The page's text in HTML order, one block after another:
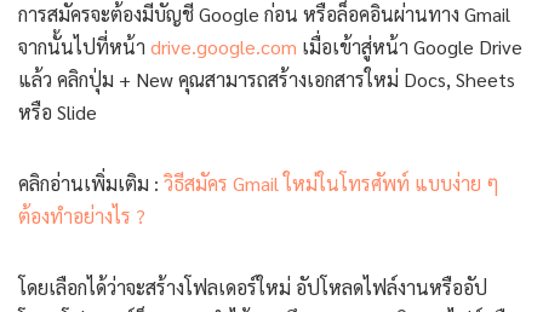
การสมัครจะต้องมีบัญชี Google ก่อน หรือล็อคอินผ่านทาง Gmail
จากนั้นไปที่หน้า drive.google.com เมื่อเข้าสู่หน้า Google Drive
แล้ว คลิกปุ่ม + New คุณสามารถสร้างเอกสารใหม่ Docs, Sheets
หรือ Slide
คลิกอ่านเพิ่มเติม : วิธีสมัคร Gmail ใหม่ในโทรศัพท์ แบบง่าย ๆ
ต้องทำอย่างไร ?
โดยเลือกได้ว่าจะสร้างโฟลเดอร์ใหม่ อัปโหลดไฟล์งานหรืออัป